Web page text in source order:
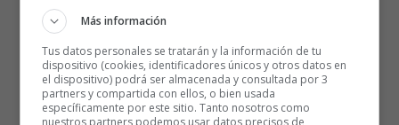
son:
Para 16 bombones
170 gramos de pulpa de aguacate
Más información
Tus datos personales se tratarán y la información de tu
dispositivo (cookies, identificadores únicos y otros datos en
el dispositivo) podrá ser almacenada y consultada por 3
partners y compartida con ellos, o bien usada
específicamente por este sitio. Tanto nosotros como
nuestros partners podemos usar datos precisos de